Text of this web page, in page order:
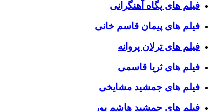
فیلم های پگاه آهنگرانی
فیلم های پیمان قاسم خانی
فیلم های ترلان پروانه
فیلم های ثریا قاسمی
فیلم های جمشید مشایخی
فیلم های جمشید هاشم پور